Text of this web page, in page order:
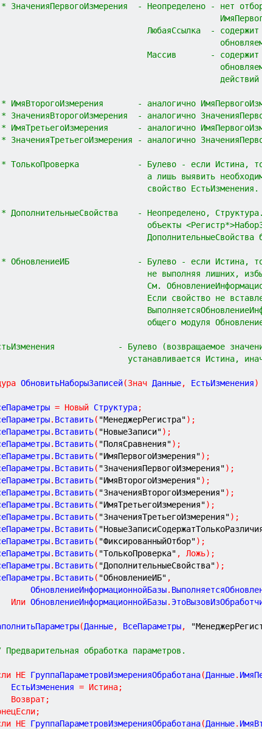
- Неопределено - нет
ЛюбаяСсылка  - содержит одно
обновляемых
Массив       - содержит массив
обновляемых
действий не
- аналогично
- аналогично
- аналогично
- аналогично
- Булево - если Истина,
а лишь выявить
свойство ЕстьИзменения.
- Неопределено,
объекты
ДополнительныеСвойства будут
- Булево - если Истина, то
не выполняя лишних,
См.
Если свойство не вставлено, то
общего модуля
- Булево (возвращаемое
устанавливается Истина, иначе
ОбновитьНаборыЗаписей(Знач Данные, ЕстьИзменения)
= Новый Структура;
. Вставить( "МенеджерРегистра") ;
. Вставить( "НовыеЗаписи") ;
. Вставить( "ПоляСравнения") ;
. Вставить( "ИмяПервогоИзмерения") ;
. Вставить( "ЗначенияПервогоИзмерения") ;
. Вставить( "ИмяВторогоИзмерения") ;
. Вставить( "ЗначенияВторогоИзмерения") ;
. Вставить( "ИмяТретьегоИзмерения") ;
. Вставить( "ЗначенияТретьегоИзмерения") ;
. Вставить(
. Вставить( "ФиксированныйОтбор") ;
. Вставить( "ТолькоПроверка" , Ложь) ;
. Вставить( "ДополнительныеСвойства") ;
. Вставить( "ОбновлениеИБ" ,
		    ОбновлениеИнформационнойБазы
.
Или ОбновлениеИнформационнойБазы.
(Данные, ВсеПараметры,
обработка параметров.
НЕ ГруппаПараметровИзмеренияОбработана(Данные.
		ЕстьИзменения
= Истина;
Возврат ;
;
НЕ ГруппаПараметровИзмеренияОбработана(Данные.